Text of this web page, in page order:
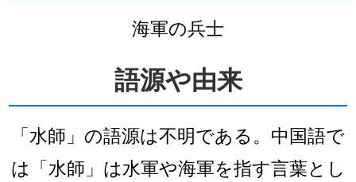
海軍の兵士
語源や由来
「水師」の語源は不明である。中国語で
は「水師」は水軍や海軍を指す言葉とし